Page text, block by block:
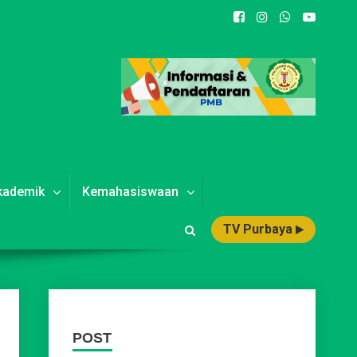
Kemahasiswaan
TV Purbaya
POST